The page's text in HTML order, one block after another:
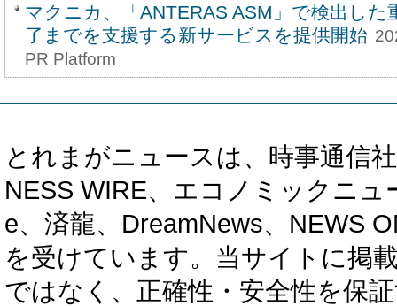
マクニカ、「ANTERAS ASM」で検出した
了までを支援する新サービスを提供開始
PR Platform
とれまがニュースは、時事通信
NESS WIRE、エコノミックニ
e、済龍、DreamNews、NEWS
を受けています。当サイトに掲
ではなく、正確性・安全性を保